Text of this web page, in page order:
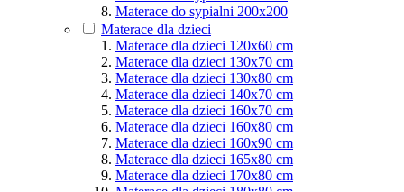
Materace dla osób aktywnych
Podział wg rozmiarów
Materace do sypialni 200x200
Materace dla dzieci
Materace dla dzieci 120x60 cm
Materace dla dzieci 130x70 cm
Materace dla dzieci 130x80 cm
Materace dla dzieci 140x70 cm
Materace dla dzieci 160x70 cm
Materace dla dzieci 160x80 cm
Materace dla dzieci 160x90 cm
Materace dla dzieci 165x80 cm
Materace dla dzieci 170x80 cm